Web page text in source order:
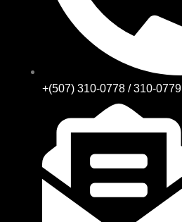
+(507) 310-0778 / 310-0779